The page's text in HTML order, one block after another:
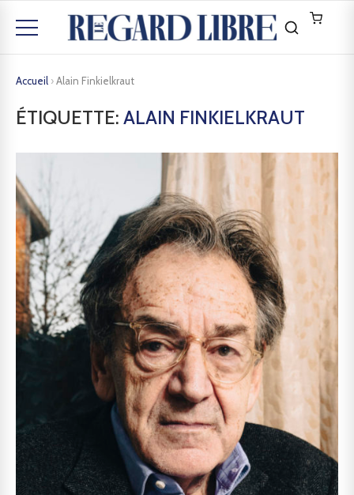
Accueil ›Alain Finkielkraut
ÉTIQUETTE: ALAIN FINKIELKRAUT